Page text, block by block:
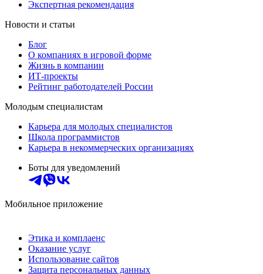
Экспертная рекомендация
Новости и статьи
Блог
О компаниях в игровой форме
Жизнь в компании
ИТ-проекты
Рейтинг работодателей России
Молодым специалистам
Карьера для молодых специалистов
Школа программистов
Карьера в некоммерческих организациях
Боты для уведомлений
Мобильное приложение
Этика и комплаенс
Оказание услуг
Использование сайтов
Защита персональных данных